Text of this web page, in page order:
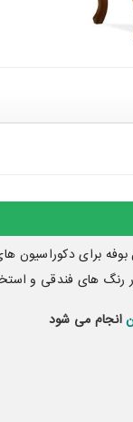
برایدکوراسیون
های فندقی و
انجام می شود